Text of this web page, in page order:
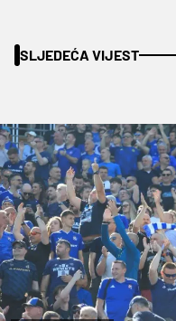
SLJEDEĆA VIJEST